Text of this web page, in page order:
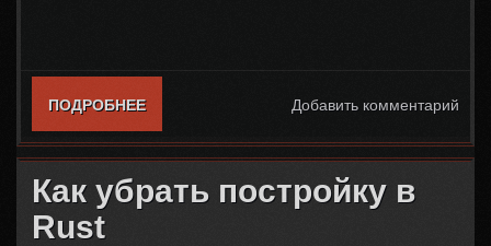
ПОДРОБНЕЕО КАК СДЕЛАТЬ МГНОВЕННЫЙ КРАФТ В
RUST
Добавить комментарий
Как убрать постройку в
Rust